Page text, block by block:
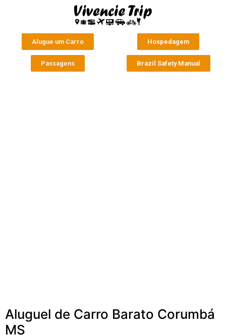
Alugue um Carro Hospedagem
Passagens Brazil Safety Manual
Aluguel de Carro Barato Corumbá
MS